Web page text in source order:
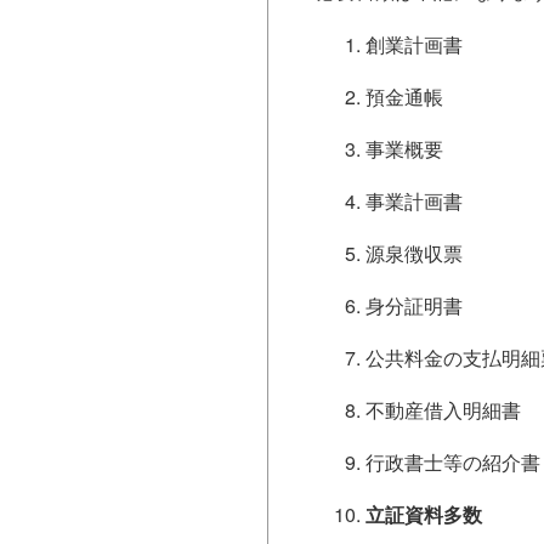
創業計画書
預金通帳
事業概要
事業計画書
源泉徴収票
身分証明書
公共料金の支払明
不動産借入明細書
行政書士等の紹介書
立証資料多数